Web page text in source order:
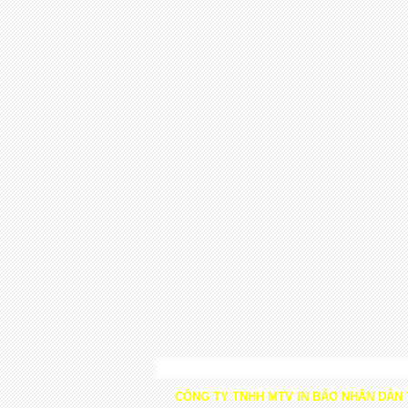
CÔNG TY TNHH MTV IN BÁO NHÂN DÂN